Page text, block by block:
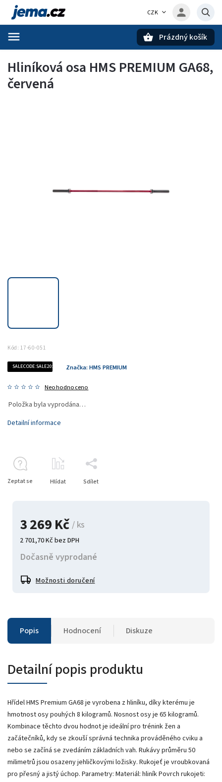
CZK
Prázdný košík
Hliníková osa HMS PREMIUM GA68,
červená
Kód: 17-60-051
SALECODE:SALE20:20:%
Neohodnoceno
Značka: HMS PREMIUM
3 269 Kč/ ks
2 701,70 Kč bez DPH
Dočasně vyprodané
Možnosti doručení
Položka byla vyprodána…
Detailní informace
Zeptat se Hlídat Sdílet
Popis Hodnocení Diskuze
Detailní popis produktu
Hřídel HMS Premium GA68 je vyrobena z hliníku, díky kterému je
hmotnost osy pouhých 8 kilogramů. Nosnost osy je 65 kilogramů.
Kombinace těchto dvou hodnot je ideální pro trénink žen a
začátečníků, kdy se zkouší správná technika prováděného cviku a
nebo se začíná se zvedáním základních vah. Rukávy průměru 50
milimetrů jsou osazeny jehličkovými ložisky. Rukojeť je vroubkovaná
pro přesný a jistý úchop. Parametry: Materiál: hliník Povrch rukojeti: